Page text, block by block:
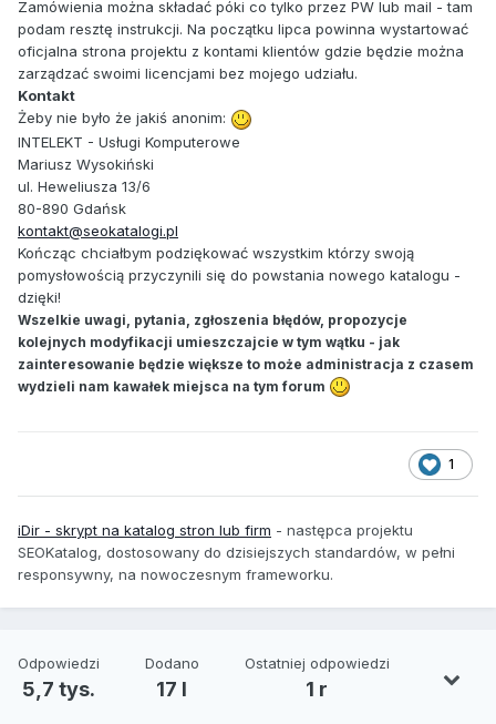
Zamówienia można składać póki co tylko przez PW lub mail - tam
podam resztę instrukcji. Na początku lipca powinna wystartować
oficjalna strona projektu z kontami klientów gdzie będzie można
zarządzać swoimi licencjami bez mojego udziału.
Kontakt
Żeby nie było że jakiś anonim:
INTELEKT - Usługi Komputerowe
Mariusz Wysokiński
ul. Heweliusza 13/6
80-890 Gdańsk
kontakt@seokatalogi.pl
Kończąc chciałbym podziękować wszystkim którzy swoją
pomysłowością przyczynili się do powstania nowego katalogu -
dzięki!
Wszelkie uwagi, pytania, zgłoszenia błędów, propozycje
kolejnych modyfikacji umieszczajcie w tym wątku - jak
zainteresowanie będzie większe to może administracja z czasem
wydzieli nam kawałek miejsca na tym forum
1
iDir - skrypt na katalog stron lub firm - następca projektu
SEOKatalog, dostosowany do dzisiejszych standardów, w pełni
responsywny, na nowoczesnym frameworku.
Odpowiedzi
5,7 tys.
Dodano
17 l
Ostatniej odpowiedzi
1 r